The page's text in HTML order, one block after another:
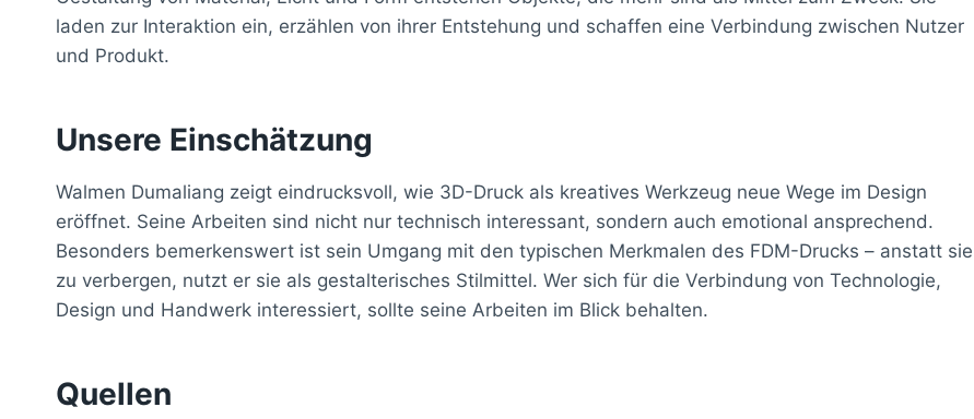
laden zur Interaktion ein, erzählen von ihrer Entstehung und schaffen eine Verbindung zwischen Nutzer
und Produkt.
Unsere Einschätzung
Walmen Dumaliang zeigt eindrucksvoll, wie 3D-Druck als kreatives Werkzeug neue Wege im Design
eröffnet. Seine Arbeiten sind nicht nur technisch interessant, sondern auch emotional ansprechend.
Besonders bemerkenswert ist sein Umgang mit den typischen Merkmalen des FDM-Drucks – anstatt sie
zu verbergen, nutzt er sie als gestalterisches Stilmittel. Wer sich für die Verbindung von Technologie,
Design und Handwerk interessiert, sollte seine Arbeiten im Blick behalten.
Quellen